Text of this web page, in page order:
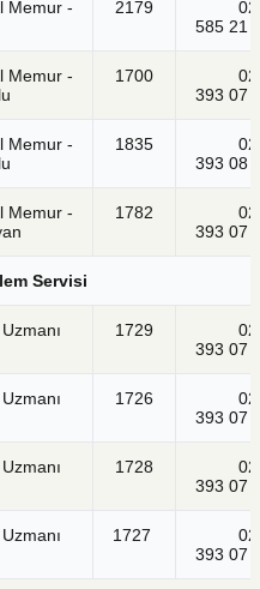
Memur -
2179
585 21
Memur -
1700
393 07
Memur -
1835
393 08
Memur -
1782
393 07
Servisi
1729
393 07
1726
393 07
1728
393 07
1727
393 07